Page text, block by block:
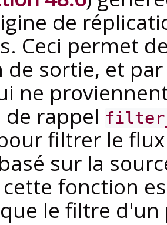
de
Ceci permet
de sortie, et
ne
rappel
filtrer le
sur la
fonction
le filtre